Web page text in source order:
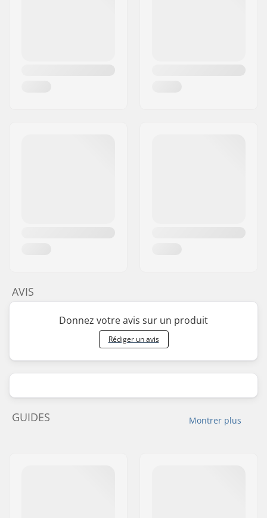
AVIS
Donnez votre avis sur un produit
Rédiger un avis
Montrer plus
GUIDES